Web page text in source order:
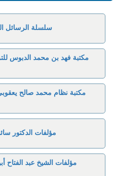
سلسلة الرسائل
مكتبة فهد بن محمد الدبوس
مكتبة نظام محمد صالح
مؤلفات الدكتور
مؤلفات الشيخ عبد الفتاح